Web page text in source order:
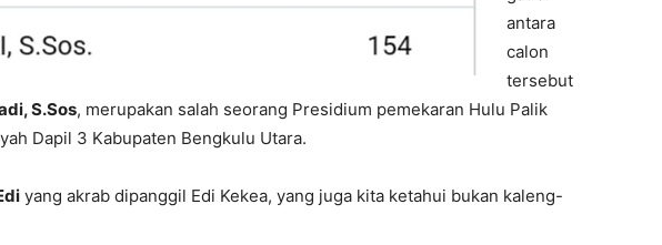
antara
calon
tersebut
S.Sos, merupakan salah seorang Presidium pemekaran Hulu Palik
Dapil 3 Kabupaten Bengkulu Utara.
yang akrab dipanggil Edi Kekea, yang juga kita ketahui bukan kaleng-